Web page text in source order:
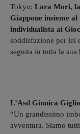
Tokyo: Lara Mori, la
Giappone insieme
individualista ai
soddisfazione per lei
seguita in tutta la
L’Asd Ginnica
“Un grandissimo
avventura. Siamo